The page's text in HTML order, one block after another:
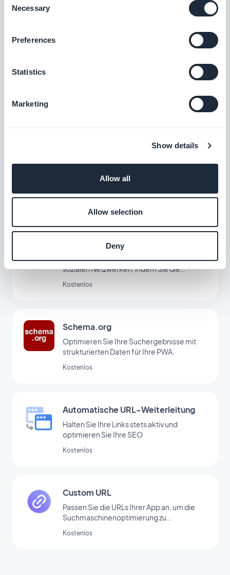
Selection
Necessary
Preferences
Statistics
Marketing
Show details
Allow all
Allow selection
Deny
Stärken Sie Ihre Markenidentität mit einer
Meta Title & Meta Description
Optimieren Sie die
Sichtbarkeit Ihrer PWA durch effektive
Meta-Tags.
Optimierung der Weitergabe in
sozialen Netzwerken
Steigern Sie die Sichtbarkeit Ihrer PWA in
sozialen Netzwerken, indem Sie die
Kostenlos
Schema.org
Optimieren Sie Ihre Suchergebnisse mit
strukturierten Daten für Ihre PWA.
Kostenlos
Automatische URL-Weiterleitung
Halten Sie Ihre Links stets aktiv und
optimieren Sie Ihre SEO
Kostenlos
Custom URL
Passen Sie die URLs Ihrer App an, um die
Suchmaschinenoptimierung zu
und das Teilen von Links zu erleichtern.
Kostenlos